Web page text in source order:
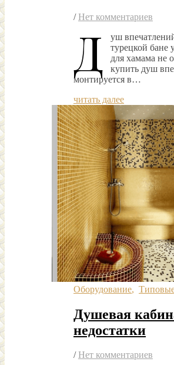
/ Нет комментариев
Д
уш
турецкой
для хамама не
купить душ
монтируется в…
читать далее
Оборудование,
Душевая
недостатки
/ Нет комментариев